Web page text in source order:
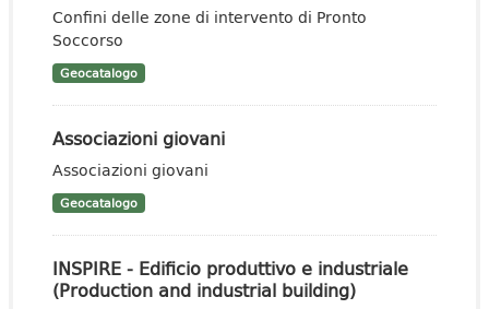
Confini delle zone di intervento di Pronto
Soccorso
Geocatalogo
Associazioni giovani
Associazioni giovani
Geocatalogo
INSPIRE - Edificio produttivo e industriale
(Production and industrial building)